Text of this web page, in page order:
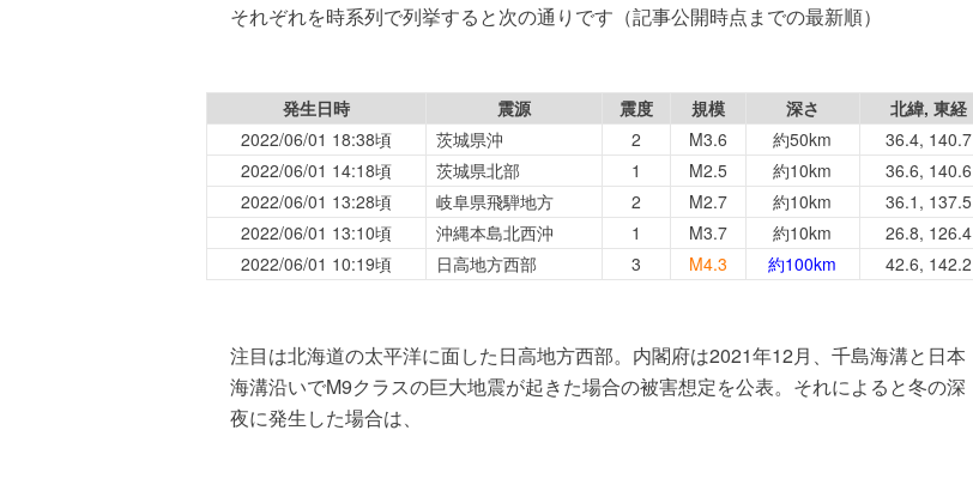
それぞれを時系列で列挙すると次の通りです（記事公開時点までの最新順）
発生日時 震源 震度 規模 深さ
北緯, 東経
2022/06/01 18:38頃
茨城県沖 2 M3.6 約50km
36.4, 140.7
2022/06/01 14:18頃
茨城県北部 1 M2.5 約10km
36.6, 140.6
2022/06/01 13:28頃
岐阜県飛騨地方 2 M2.7 約10km
36.1, 137.5
2022/06/01 13:10頃
沖縄本島北西沖 1 M3.7 約10km
26.8, 126.4
2022/06/01 10:19頃
日高地方西部 3 M4.3 約100km 42.6, 142.2
注目は北海道の太平洋に面した日高地方西部。内閣府は2021年12月、千島海溝と日本
海溝沿いでM9クラスの巨大地震が起きた場合の被害想定を公表。それによると冬の深
夜に発生した場合は、